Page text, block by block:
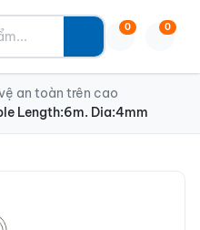
0 0
an toàn trên cao
Length:6m. Dia:4mm